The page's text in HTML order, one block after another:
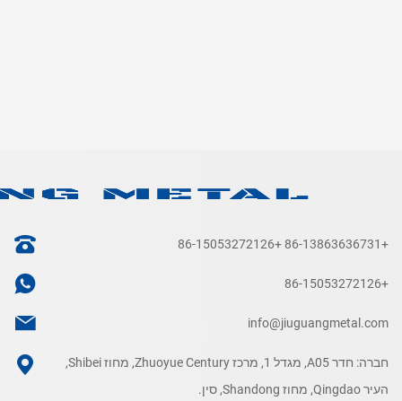
+86-13863636731
+86-15053272126
+86-15053272126
info@jiuguangmetal.com
חברה: חדר A05, מגדל 1, מרכז Zhuoyue Century, מחוז Shibei,
העיר Qingdao, מחוז Shandong, סין.